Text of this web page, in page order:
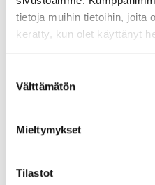
tietoja muihin tietoihin, joita
kerätty, kun olet käyttänyt
valinta
Välttämätön
Mieltymykset
Tilastot
Tuomariraportti